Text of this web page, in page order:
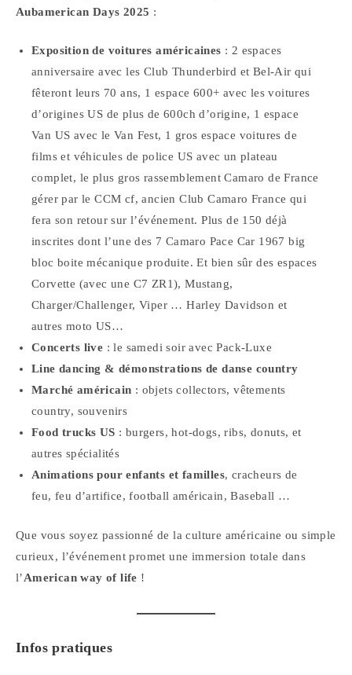
Aubamerican Days 2025 :
Exposition de voitures américaines : 2 espaces
anniversaire avec les Club Thunderbird et Bel-Air qui
fêteront leurs 70 ans, 1 espace 600+ avec les voitures
d’origines US de plus de 600ch d’origine, 1 espace
Van US avec le Van Fest, 1 gros espace voitures de
films et véhicules de police US avec un plateau
complet, le plus gros rassemblement Camaro de France
gérer par le CCM cf, ancien Club Camaro France qui
fera son retour sur l’événement. Plus de 150 déjà
inscrites dont l’une des 7 Camaro Pace Car 1967 big
bloc boite mécanique produite. Et bien sûr des espaces
Corvette (avec une C7 ZR1), Mustang,
Charger/Challenger, Viper … Harley Davidson et
autres moto US…
Concerts live : le samedi soir avec Pack-Luxe
Line dancing & démonstrations de danse country
Marché américain : objets collectors, vêtements
country, souvenirs
Food trucks US : burgers, hot-dogs, ribs, donuts, et
autres spécialités
Animations pour enfants et familles, cracheurs de
feu, feu d’artifice, football américain, Baseball …
Que vous soyez passionné de la culture américaine ou simple
curieux, l’événement promet une immersion totale dans
l’American way of life !
Infos pratiques